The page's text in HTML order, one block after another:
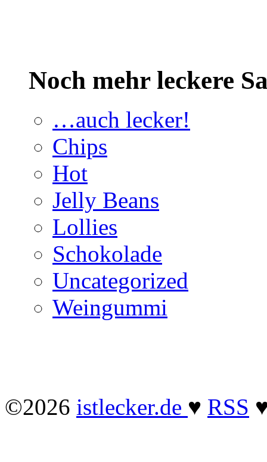
Noch mehr leckere
…auch lecker!
Chips
Hot
Jelly Beans
Lollies
Schokolade
Uncategorized
Weingummi
©2026 istlecker.de ♥ RSS